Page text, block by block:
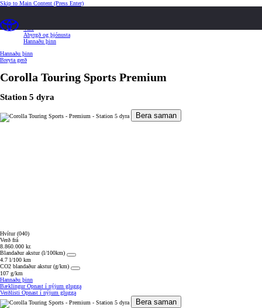
Skip to Main Content (Press Enter)
Ábyrgð og þjónusta
Hannaðu þinn
Hannaðu þinn
Breyta gerð
Corolla Touring Sports Premium
Station 5 dyra
Bera saman
Hvítur (040)
Verð frá
8.860.000 kr.
Blandaður akstur (l/100km)
4.7 l/100 km
CO2 blandaður akstur (g/km)
107 g/km
Hannaðu þinn
BæklingurOpnast í nýjum glugga
Verðlisti Opnast í nýjum glugga
Bera saman